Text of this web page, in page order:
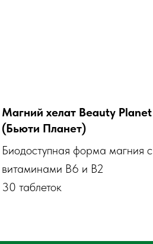
Магний хелат Beauty Planet
(Бьюти Планет)
Биодоступная форма магния с
витаминами В6 и В2
30 таблеток